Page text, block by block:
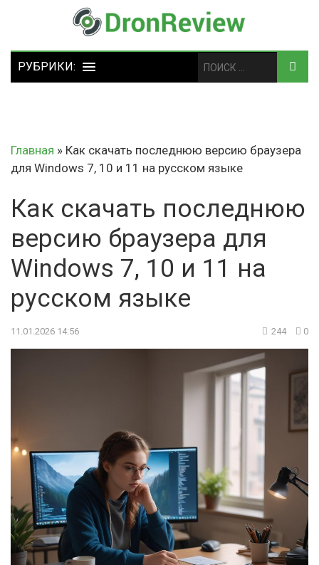
Главная » Как скачать последнюю версию браузера
для Windows 7, 10 и 11 на русском языке
Как скачать последнюю
версию браузера для
Windows 7, 10 и 11 на
русском языке
11.01.2026 14:56 244 0